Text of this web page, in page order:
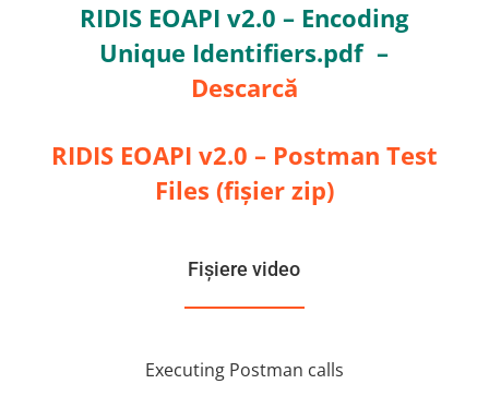
RIDIS EOAPI v2.0 – Encoding
Unique Identifiers.pdf –
Descarcă
RIDIS EOAPI v2.0 – Postman Test
Files (fișier zip)
Fișiere video
Executing Postman calls